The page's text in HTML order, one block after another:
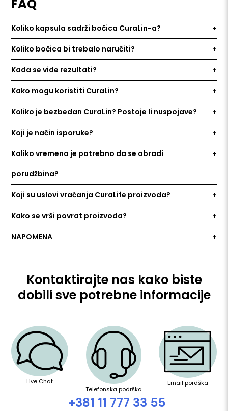
FAQ
Koliko kapsula sadrži bočica CuraLin-a?
Koliko bočica bi trebalo naručiti?
Kada se vide rezultati?
Kako mogu koristiti CuraLin?
Koliko je bezbedan CuraLin? Postoje li nuspojave?
Koji je način isporuke?
Koliko vremena je potrebno da se obradi
porudžbina?
Koji su uslovi vraćanja CuraLife proizvoda?
Kako se vrši povrat proizvoda?
NAPOMENA
Kontaktirajte nas kako biste
dobili sve potrebne informacije
Live Chat
Telefonska podrška
Email pordška
+381 11 777 33 55